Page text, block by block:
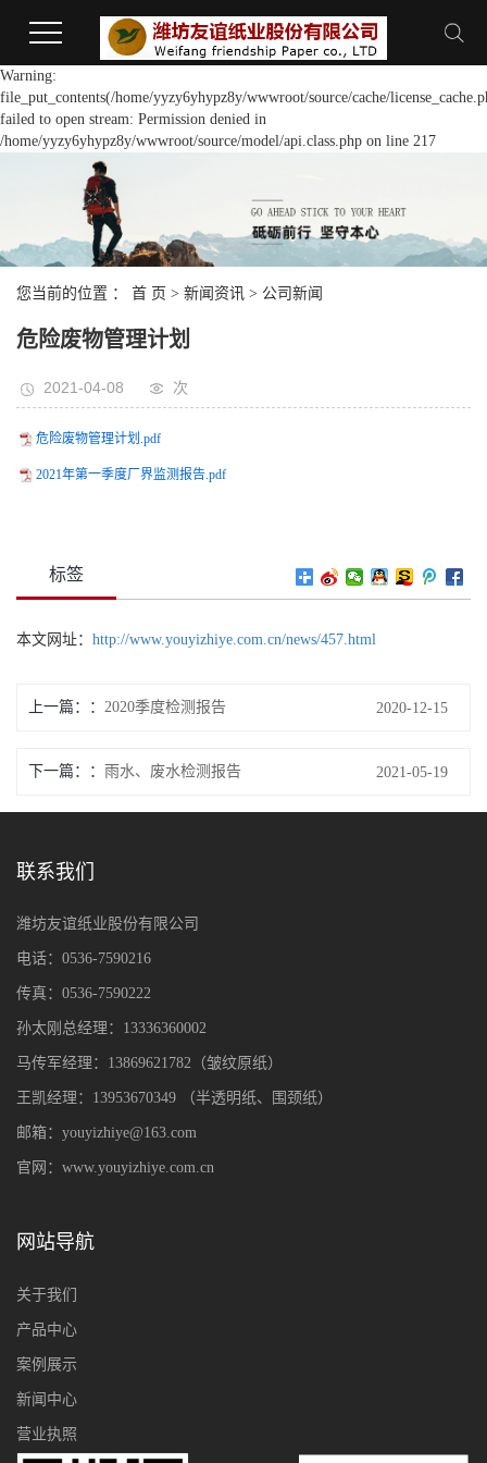
Warning:
file_put_contents(/home/yyzy6yhypz8y/wwwroot/source/cache/
failed to open stream: Permission denied in
/home/yyzy6yhypz8y/wwwroot/source/model/api.class.php on line 217
您当前的位置 ： 首 页 > 新闻资讯 > 公司新闻
危险废物管理计划
2021-04-08 次
危险废物管理计划.pdf
2021年第一季度厂界监测报告.pdf
标签
本文网址： http://www.youyizhiye.com.cn/news/457.html
上一篇： 2020季度检测报告 2020-12-15
下一篇： 雨水、废水检测报告 2021-05-19
联系我们
潍坊友谊纸业股份有限公司
电话：0536-7590216
传真：0536-7590222
孙太刚总经理：13336360002
马传军经理：13869621782（皱纹原纸）
王凯经理：13953670349 （半透明纸、围颈纸）
邮箱：youyizhiye@163.com
官网：www.youyizhiye.com.cn
网站导航
关于我们
产品中心
案例展示
新闻中心
营业执照